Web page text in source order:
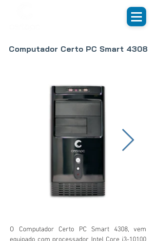
Computador Certo PC Smart 4308
O Computador Certo PC Smart 4308, vem